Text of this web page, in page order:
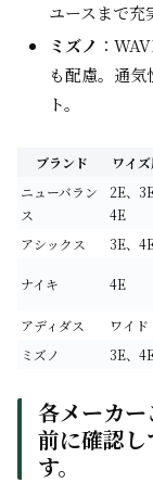
ユースまで充
ミズノ ：
も配慮。通
ト。
ブランド ワイ
ニューバラン
ス
2E、3E
4E
アシックス 3E、
ナイキ 4E
アディダス
ワイド
ミズノ
3E、
各メーカ
前に確認
す。